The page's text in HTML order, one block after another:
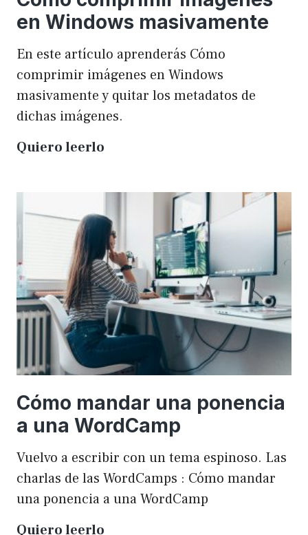
en Windows masivamente
En este artículo aprenderás Cómo
comprimir imágenes en Windows
masivamente y quitar los metadatos de
dichas imágenes.
Quiero leerlo
imágenes
Windows
masivamente
Cómo mandar una ponencia
a una WordCamp
Vuelvo a escribir con un tema espinoso. Las
charlas de las WordCamps : Cómo mandar
una ponencia a una WordCamp
Quiero leerlo